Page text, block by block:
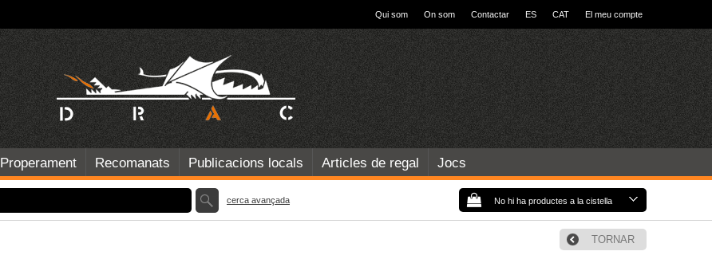
Qui som On som Contactar ES CAT El meu compte
Properament Recomanats Publicacions locals Articles de regal Jocs
No hi ha productes a la cistella
cerca avançada
TORNAR